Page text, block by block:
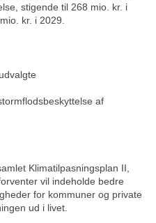
stigende til 268 mio. kr. i
kr. i 2029.
af
Klimatilpasningsplan II,
vil indeholde bedre
for kommuner og private
ud i livet.